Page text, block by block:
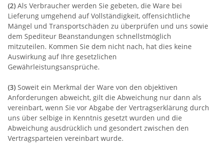
(2) Als Verbraucher werden Sie gebeten, die Ware bei
Lieferung umgehend auf Vollständigkeit, offensichtliche
Mängel und Transportschäden zu überprüfen und uns sowie
dem Spediteur Beanstandungen schnellstmöglich
mitzuteilen. Kommen Sie dem nicht nach, hat dies keine
Auswirkung auf Ihre gesetzlichen
Gewährleistungsansprüche.
(3) Soweit ein Merkmal der Ware von den objektiven
Anforderungen abweicht, gilt die Abweichung nur dann als
vereinbart, wenn Sie vor Abgabe der Vertragserklärung durch
uns über selbige in Kenntnis gesetzt wurden und die
Abweichung ausdrücklich und gesondert zwischen den
Vertragsparteien vereinbart wurde.